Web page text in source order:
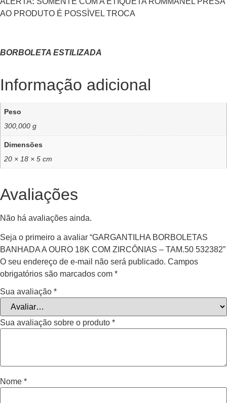
AO PRODUTO É POSSÌVEL TROCA
BORBOLETA ESTILIZADA
Informação adicional
Peso
300,000 g
Dimensões
20 × 18 × 5 cm
Avaliações
Não há avaliações ainda.
Seja o primeiro a avaliar “GARGANTILHA BORBOLETAS
BANHADA A OURO 18K COM ZIRCÔNIAS – TAM.50 532382”
O seu endereço de e-mail não será publicado. Campos
obrigatórios são marcados com *
Sua avaliação *
Sua avaliação sobre o produto *
Nome *